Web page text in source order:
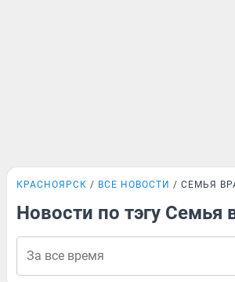
КРАСНОЯРСК ВСЕ НОВОСТИ СЕМЬЯ
Новости по тэгу Семья